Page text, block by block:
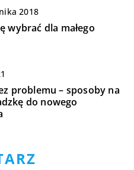
2018
wybrać dla małego
problemu – sposoby na
do nowego